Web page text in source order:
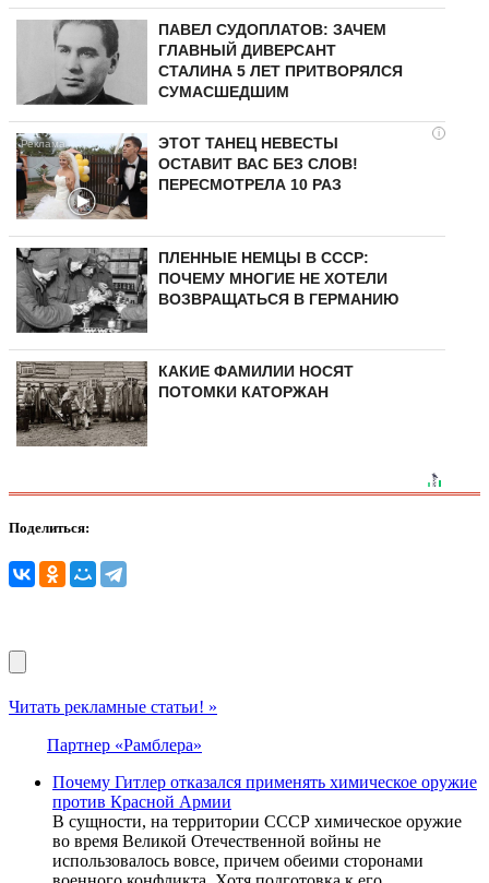
ПАВЕЛ СУДОПЛАТОВ: ЗАЧЕМ
ГЛАВНЫЙ ДИВЕРСАНТ
СТАЛИНА 5 ЛЕТ ПРИТВОРЯЛСЯ
СУМАСШЕДШИМ
i
ЭТОТ ТАНЕЦ НЕВЕСТЫ
ОСТАВИТ ВАС БЕЗ СЛОВ!
ПЕРЕСМОТРЕЛА 10 РАЗ
ПЛЕННЫЕ НЕМЦЫ В СССР:
ПОЧЕМУ МНОГИЕ НЕ ХОТЕЛИ
ВОЗВРАЩАТЬСЯ В ГЕРМАНИЮ
КАКИЕ ФАМИЛИИ НОСЯТ
ПОТОМКИ КАТОРЖАН
Поделиться:
Читать рекламные статьи! »
Партнер «Рамблера»
Почему Гитлер отказался применять химическое оружие
против Красной Армии
В сущности, на территории СССР химическое оружие
во время Великой Отечественной войны не
использовалось вовсе, причем обеими сторонами